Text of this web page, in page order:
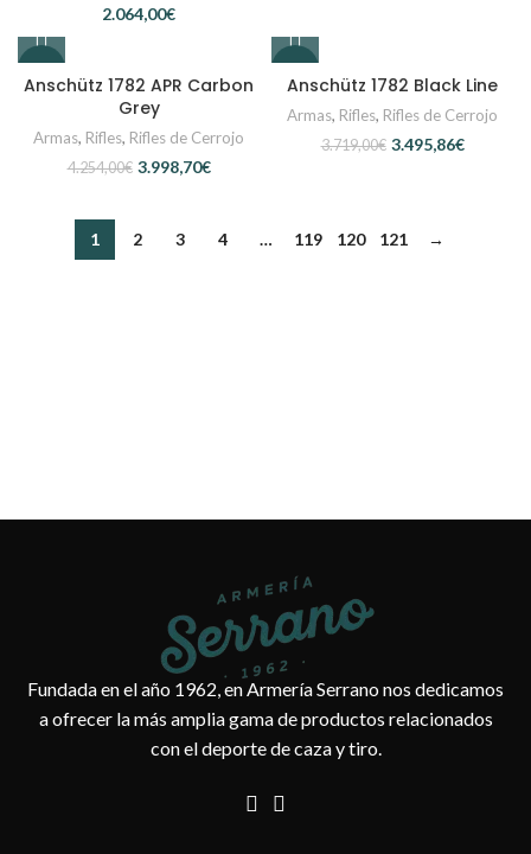
€
Anschütz 1782 APR Carbon
Grey
Armas, Rifles, Rifles de Cerrojo
4.254,00€ 3.998,70€
Anschütz 1782 Black Line
Armas, Rifles, Rifles de Cerrojo
3.719,00€ 3.495,86€
1 2 3 4 … 119 120 121 →
Fundada en el año 1962, en Armería Serrano nos dedicamos
a ofrecer la más amplia gama de productos relacionados
con el deporte de caza y tiro.